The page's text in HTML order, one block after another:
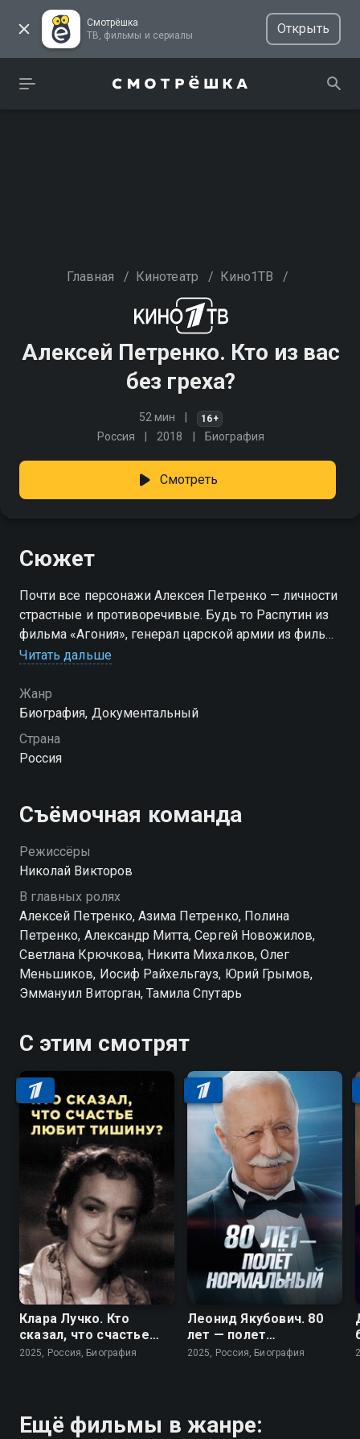
Смотрёшка
ТВ, фильмы и сериалы
Открыть
Главная / Кинотеатр / Кино1ТВ /
Алексей Петренко. Кто из вас
без греха?
52 мин 16+
Россия 2018 Биография
Смотреть
Сюжет
Почти все персонажи Алексея Петренко — личности
страстные и противоречивые. Будь то Распутин из
фильма «Агония», генерал царской армии из фильма
«Сибирский цирюльник» или Петр Первый. Каким
вел себя именно так? Об этом рассказ в нашем
фильме.
Читать дальше
Жанр
Биография, Документальный
Страна
Россия
Съёмочная команда
Режиссёры
Николай Викторов
В главных ролях
Алексей Петренко, Азима Петренко, Полина
Петренко, Александр Митта, Сергей Новожилов,
Светлана Крючкова, Никита Михалков, Олег
Меньшиков, Иосиф Райхельгауз, Юрий Грымов,
Эммануил Виторган, Тамила Спутарь
С этим смотрят
Клара Лучко. Кто
сказал, что счастье
любит тишину?
2025, Россия, Биография
Леонид Якубович. 80
лет — полет
нормальный
2025, Россия, Биография
Ещё фильмы в жанре: